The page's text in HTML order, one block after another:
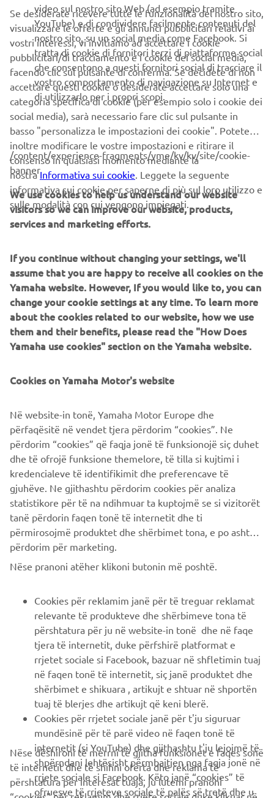
SCOPRILO
SCOPRI LE CARATTERISTICHE
MAGGIORI INFORMAZIONI
RICHIEDI INFORMAZIONI
MAGGIORI INFORMAZIONI
PIÙ YAMAHA
SUPPORTO
NEWSLETTER
Conoscerai in anteprima le ultime offerte, gli eventi speciali, le
nuove uscite e molto altro
video sul nostro sito Web (ad esempio tramite
YouTube) e di condividere facilmente contenuti del
nostro sito, su un social media come Facebook. Si
tratta di cookie di fornitori terzi di piattaforme social
che consentono a questi fornitori social di tracciare il
vostro comportamento di navigazione su Internet e
di utilizzarlo per i propri scopi.
Se desiderate ricevere tutte le funzionalità del nostro sito,
visualizzare le offerte e gli annunci pubblicitari relativi ai
vostri interessi, vi invitiamo ad accettare i cookie
pubblicitari/di tracciamento e i cookie dei social media,
facendo clic sul pulsante di conferma. Se decidete di non
accettare questi cookie o desiderate accettare solo una
categoria specifica di cookie (per esempio solo i cookie dei
social media), sarà necessario fare clic sul pulsante in
basso "personalizza le impostazioni dei cookie". Potete
inoltre modificare le vostre impostazioni e ritirare il
consenso in qualsiasi momento mediante la
nostraInformativa sui cookie. Leggete la seguente
informativa sui cookie per saperne di più sul loro utilizzo e
sulle modalità con cui vengono impiegati.
/content/experience-fragments/yme/kv/kv/site/cookie-
banner
We use cookies to help us understand our website
visitors so we can improve our website, products,
services and marketing efforts.
If you continue without changing your settings, we'll
assume that you are happy to receive all cookies on the
Yamaha website. However, If you would like to, you can
change your cookie settings at any time. To learn more
about the cookies related to our website, how we use
them and their benefits, please read the "How Does
Yamaha use cookies" section on the Yamaha website.
Cookies on Yamaha Motor's website
Në website-in tonë, Yamaha Motor Europe dhe
përfaqësitë në vendet tjera përdorim “cookies”. Ne
përdorim “cookies” që faqja jonë të funksionojë siç duhet
dhe të ofrojë funksione themelore, të tilla si kujtimi i
kredencialeve të identifikimit dhe preferencave të
gjuhëve. Ne gjithashtu përdorim cookies për analiza
statistikore për të na ndihmuar ta kuptojmë se si vizitorët
tanë përdorin faqen tonë të internetit dhe ti
përmirosojmë produktet dhe shërbimet tona, e po ashtu ti
përdorim për marketing.
Nëse pranoni atëher klikoni butonin më poshtë.
Cookies për reklamim janë për të treguar reklamat
relevante të produkteve dhe shërbimeve tona të
përshtatura për ju në website-in tonë dhe në faqe
tjera të internetit, duke përfshirë platformat e
rrjetet sociale si Facebook, bazuar në shfletimin tuaj
në faqen tonë të internetit, siç janë produktet dhe
shërbimet e shikuara , artikujt e shtuar në shportën
tuaj të blerjes dhe artikujt që keni blerë.
Cookies për rrjetet sociale janë për t'ju siguruar
mundësinë për të parë video në faqen tonë të
internetit (si YouTube) dhe gjithashtu t'ju lejojmë të
shpërndani lehtësisht përmbajtjen nga faqja jonë në
rrjete sociale si Facebook. Këto janë “cookies” të
ofruesve të rrjeteve sociale të palës së tretë dhe u
Nëse dëshironi të merrni të gjitha funksionet e faqes sonë
të internetit dhe të shihni oferta dhe reklama të
përshtatura për interesat tuaja, ju lutemi pranoni